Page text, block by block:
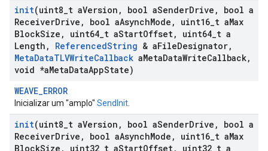
init(uint8 t aVersion , bool aSenderDrive ,
bool a
ReceiverDrive , bool aAsynchMode , uint16 t aMax
BlockSize , uint64 t aStartOffset, uint64 t a
Length , ReferencedString & aFileDesignator,
MetaDataTLVWriteCallback aMetaDataWriteCallback,
void *aMetaDataAppState)
WEAVE_ERROR
Inicializar um "amplo" SendInit
init(uint8 t aVersion , bool aSenderDrive ,
bool a
ReceiverDrive , bool aAsynchMode , uint16 t aMax
BlockSize , uint32 t aStartOffset , uint32 t a